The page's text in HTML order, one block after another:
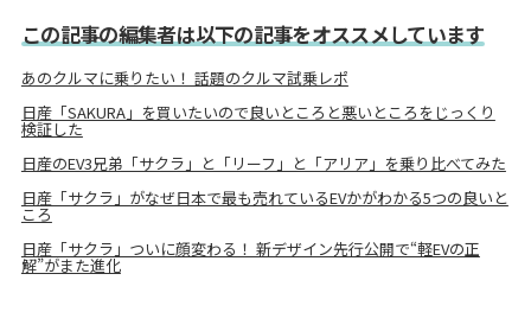
この記事の編集者は以下の記事をオススメしています
あのクルマに乗りたい！ 話題のクルマ試乗レポ
日産「SAKURA」を買いたいので良いところと悪いところをじっくり
検証した
日産のEV3兄弟「サクラ」と「リーフ」と「アリア」を乗り比べてみた
日産「サクラ」がなぜ日本で最も売れているEVかがわかる5つの良いと
ころ
日産「サクラ」ついに顔変わる！ 新デザイン先行公開で“軽EVの正
解”がまた進化